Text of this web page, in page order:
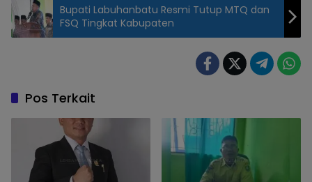
Bupati Labuhanbatu Resmi Tutup MTQ dan
FSQ Tingkat Kabupaten
Pos Terkait